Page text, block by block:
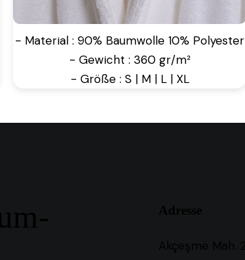
- Material : 90% Baumwolle 10% Polyester
- Gewicht : 360 gr/m²
- Größe : S | M | L | XL